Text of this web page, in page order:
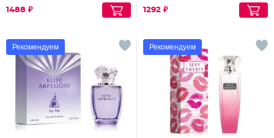
1488 ₽ 1292 ₽
Рекомендуем Рекомендуем